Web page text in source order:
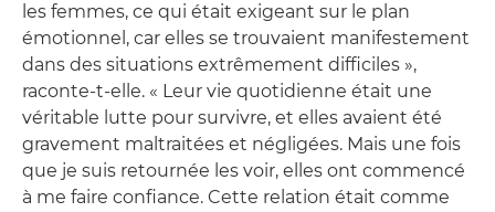
les femmes, ce qui était exigeant sur le plan
émotionnel, car elles se trouvaient manifestement
dans des situations extrêmement difficiles »,
raconte-t-elle. « Leur vie quotidienne était une
véritable lutte pour survivre, et elles avaient été
gravement maltraitées et négligées. Mais une fois
que je suis retournée les voir, elles ont commencé
à me faire confiance. Cette relation était comme